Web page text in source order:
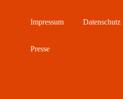
Impressum Datenschutz
Presse